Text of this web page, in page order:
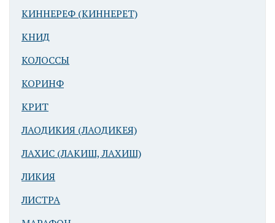
Город на
северо-западе
«наделе»
Асира
IV. Город в 5 км
КИННЕРЕФ (КИННЕРЕТ)
КНИД
КОЛОССЫ
КОРИНФ
КРИТ
ЛАОДИКИЯ (ЛАОДИКЕЯ)
ЛАХИС (ЛАКИШ, ЛАХИШ)
ЛИКИЯ
ЛИСТРА